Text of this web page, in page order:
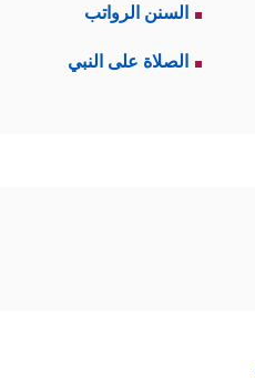
السنن الرواتب
الصلاة على النبي